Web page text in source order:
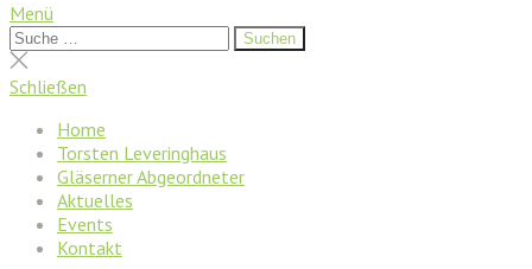
Menü
Suchen
nach:
Suchen
Suche
schließen
Schließen
Home
Torsten Leveringhaus
Gläserner Abgeordneter
Aktuelles
Events
Kontakt